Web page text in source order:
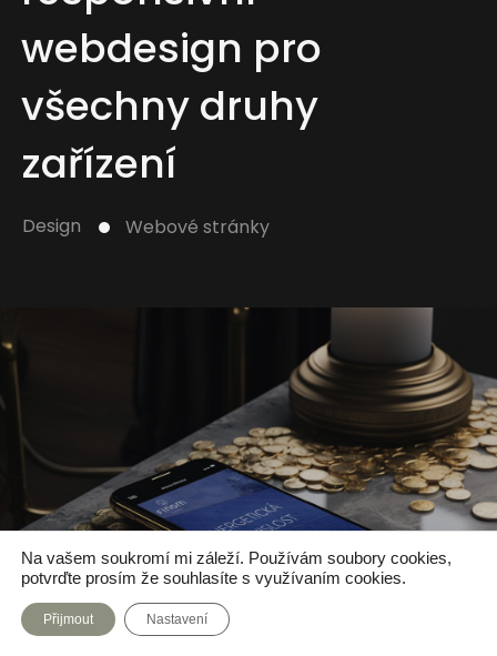
webdesign pro
všechny druhy
zařízení
Design Webové stránky
Na vašem soukromí mi záleží. Používám soubory cookies,
potvrďte prosím že souhlasíte s využívaním cookies.
Přijmout Nastavení